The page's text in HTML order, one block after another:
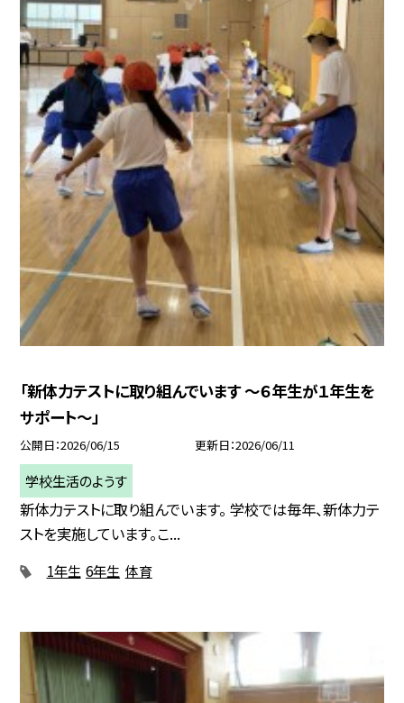
「新体力テストに取り組んでいます ～６年生が１年生を
サポート～」
公開日 2026/06/15 更新日 2026/06/11
学校生活のようす
新体力テストに取り組んでいます。 学校では毎年、新体力テ
ストを実施しています。こ...
1年生 6年生 体育